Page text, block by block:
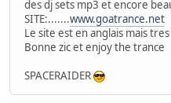
des dj sets mp3 et encore
SITE:.......www.goatrance.net
Le site est en anglais mais
Bonne zic et enjoy the trance
SPACERAIDER